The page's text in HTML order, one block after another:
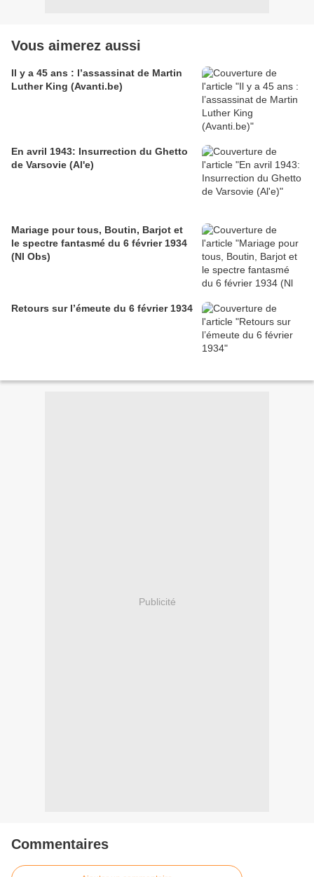
Vous aimerez aussi
Il y a 45 ans : l’assassinat de Martin
Luther King (Avanti.be)
En avril 1943: Insurrection du Ghetto
de Varsovie (Al'e)
Mariage pour tous, Boutin, Barjot et
le spectre fantasmé du 6 février 1934
(Nl Obs)
Retours sur l’émeute du 6 février 1934
Publicité
Commentaires